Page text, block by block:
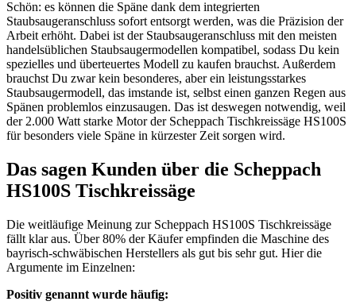
Schön: es können die Späne dank dem integrierten
Staubsaugeranschluss sofort entsorgt werden, was die Präzision der
Arbeit erhöht. Dabei ist der Staubsaugeranschluss mit den meisten
handelsüblichen Staubsaugermodellen kompatibel, sodass Du kein
spezielles und überteuertes Modell zu kaufen brauchst. Außerdem
brauchst Du zwar kein besonderes, aber ein leistungsstarkes
Staubsaugermodell, das imstande ist, selbst einen ganzen Regen aus
Spänen problemlos einzusaugen. Das ist deswegen notwendig, weil
der 2.000 Watt starke Motor der Scheppach Tischkreissäge HS100S
für besonders viele Späne in kürzester Zeit sorgen wird.
Das sagen Kunden über die Scheppach
HS100S Tischkreissäge
Die weitläufige Meinung zur Scheppach HS100S Tischkreissäge
fällt klar aus. Über 80% der Käufer empfinden die Maschine des
bayrisch-schwäbischen Herstellers als gut bis sehr gut. Hier die
Argumente im Einzelnen:
Positiv genannt wurde häufig: